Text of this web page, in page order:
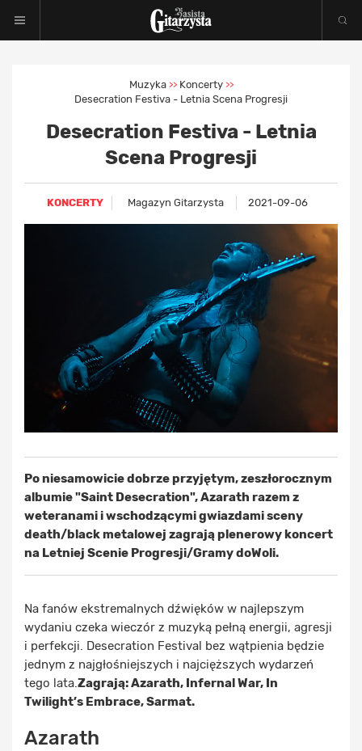
Muzyka >> Koncerty >>
Desecration Festiva - Letnia Scena Progresji
Desecration Festiva - Letnia
Scena Progresji
KONCERTY Magazyn Gitarzysta 2021-09-06
Po niesamowicie dobrze przyjętym, zeszłorocznym
albumie "Saint Desecration", Azarath razem z
weteranami i wschodzącymi gwiazdami sceny
death/black metalowej zagrają plenerowy koncert
na Letniej Scenie Progresji/Gramy doWoli.
Na fanów ekstremalnych dźwięków w najlepszym
wydaniu czeka wieczór z muzyką pełną energii, agresji
i perfekcji. Desecration Festival bez wątpienia będzie
jednym z najgłośniejszych i najcięższych wydarzeń
tego lata.Zagrają: Azarath, Infernal War, In
Twilight’s Embrace, Sarmat.
Azarath